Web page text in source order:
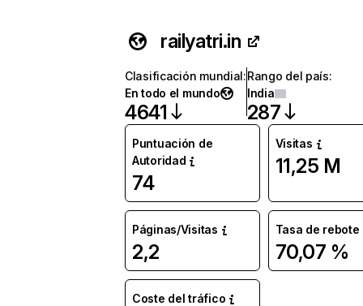
railyatri.in
Clasificación mundial:
En todo el mundo
4641
Rango del país:
India
287
Puntuación de
Autoridad
74
Visitas
11,25 M
Páginas/Visitas
2,2
Tasa de rebote
70,07 %
Coste del tráfico